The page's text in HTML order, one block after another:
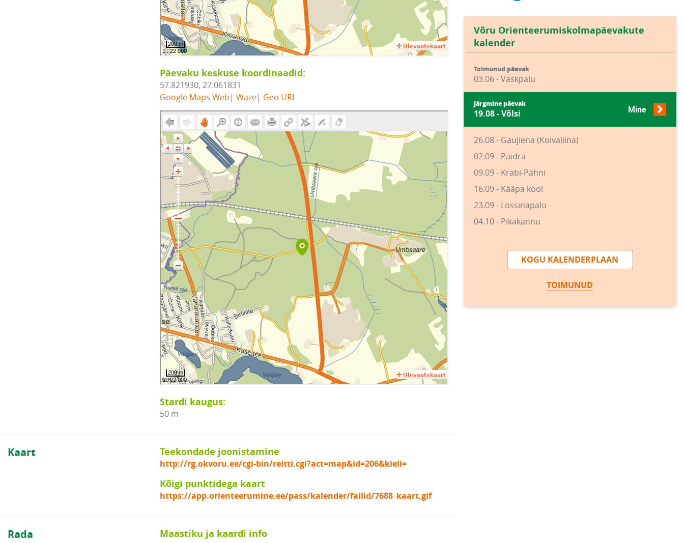
Päevaku keskuse koordinaadid:
57.821930, 27.061831
Google Maps Web | Waze| Geo URI
Stardi kaugus:
50 m
Kaart Teekondade joonistamine
http://rg.okvoru.ee/cgi-bin/reitti.cgi?act=map&id=206&kieli=
Kõigi punktidega kaart
https://app.orienteerumine.ee/pass/kalender/failid/7688_kaart.gif
Rada Maastiku ja kaardi info
Võru Orienteerumiskolmapäevakute
kalender
Toimunud päevak
03.06 - Vaskpalu
Järgmine päevak
19.08 - Võlsi Mine
26.08 - Gaujiena (Koivaliina)
02.09 - Paidra
09.09 - Krabi-Pähni
16.09 - Kääpa kool
23.09 - Lossinapalo
04.10 - Pikakannu
KOGU KALENDERPLAAN
TOIMUNUD